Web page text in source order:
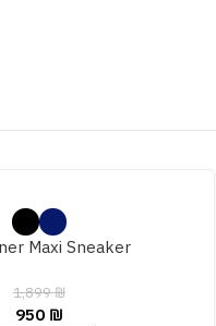
Maxi Sneaker
1,899₪
950 ₪